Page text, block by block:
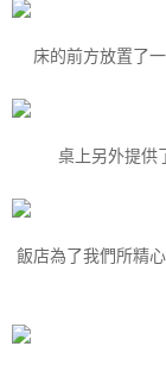
床的前方放置了
桌上另外提供
飯店為了我們所精